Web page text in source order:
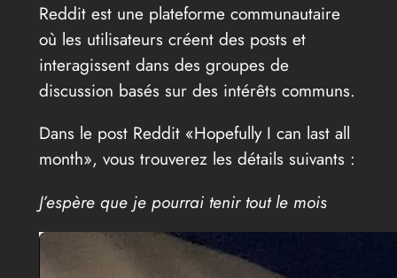
Reddit est une plateforme communautaire
où les utilisateurs créent des posts et
interagissent dans des groupes de
discussion basés sur des intérêts communs.
Dans le post Reddit «Hopefully I can last all
month», vous trouverez les détails suivants :
J’espère que je pourrai tenir tout le mois